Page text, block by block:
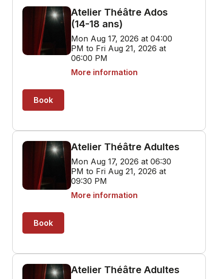
Atelier Théâtre Ados
(14-18 ans)
Mon Aug 17, 2026 at 04:00
PM to Fri Aug 21, 2026 at
06:00 PM
More information
Book
Atelier Théâtre Adultes
Mon Aug 17, 2026 at 06:30
PM to Fri Aug 21, 2026 at
09:30 PM
More information
Book
Atelier Théâtre Adultes